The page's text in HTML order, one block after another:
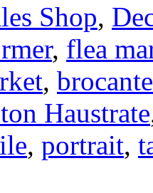
Shop,
, flea
,
Haustrate
, portrait,